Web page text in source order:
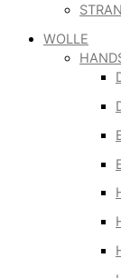
WOLLE